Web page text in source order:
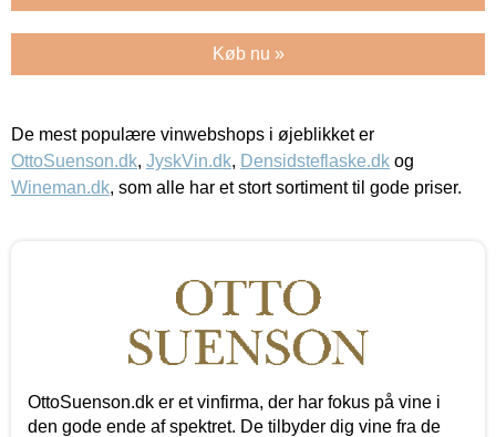
Køb nu »
De mest populære vinwebshops i øjeblikket er
OttoSuenson.dk, JyskVin.dk, Densidsteflaske.dk og
Wineman.dk, som alle har et stort sortiment til gode priser.
OttoSuenson.dk er et vinfirma, der har fokus på vine i
den gode ende af spektret. De tilbyder dig vine fra de